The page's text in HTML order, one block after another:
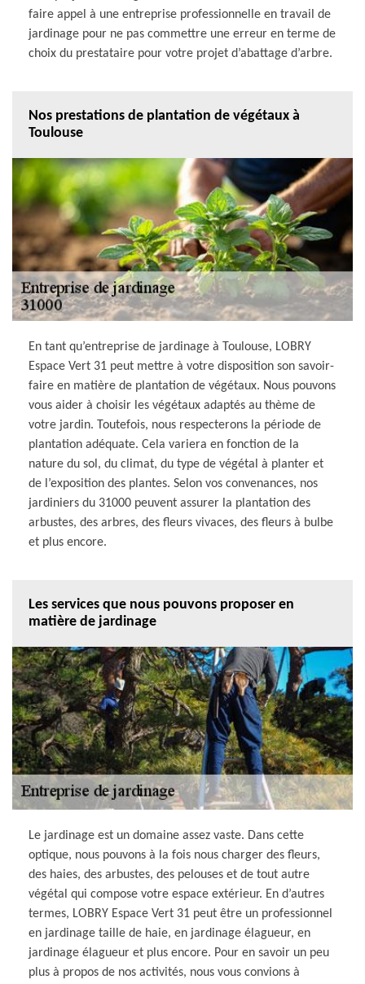
faire appel à une entreprise professionnelle en travail de
jardinage pour ne pas commettre une erreur en terme de
choix du prestataire pour votre projet d’abattage d’arbre.
Nos prestations de plantation de végétaux à
Toulouse
En tant qu’entreprise de jardinage à Toulouse, LOBRY
Espace Vert 31 peut mettre à votre disposition son savoir-
faire en matière de plantation de végétaux. Nous pouvons
vous aider à choisir les végétaux adaptés au thème de
votre jardin. Toutefois, nous respecterons la période de
plantation adéquate. Cela variera en fonction de la
nature du sol, du climat, du type de végétal à planter et
de l’exposition des plantes. Selon vos convenances, nos
jardiniers du 31000 peuvent assurer la plantation des
arbustes, des arbres, des fleurs vivaces, des fleurs à bulbe
et plus encore.
Les services que nous pouvons proposer en
matière de jardinage
Le jardinage est un domaine assez vaste. Dans cette
optique, nous pouvons à la fois nous charger des fleurs,
des haies, des arbustes, des pelouses et de tout autre
végétal qui compose votre espace extérieur. En d’autres
termes, LOBRY Espace Vert 31 peut être un professionnel
en jardinage taille de haie, en jardinage élagueur, en
jardinage élagueur et plus encore. Pour en savoir un peu
plus à propos de nos activités, nous vous convions à